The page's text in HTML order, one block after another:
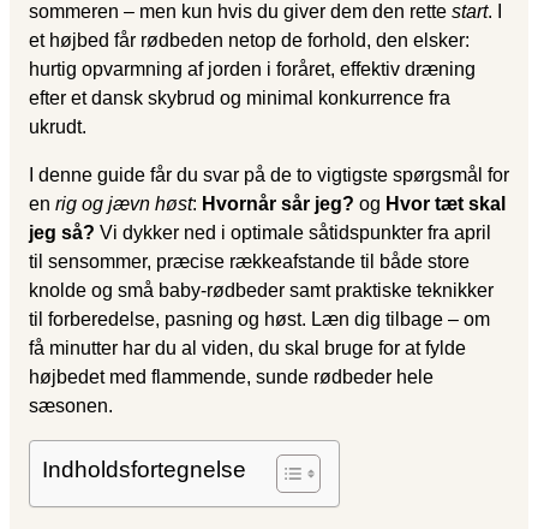
sommeren – men kun hvis du giver dem den rette start. I
et højbed får rødbeden netop de forhold, den elsker:
hurtig opvarmning af jorden i foråret, effektiv dræning
efter et dansk skybrud og minimal konkurrence fra
ukrudt.
I denne guide får du svar på de to vigtigste spørgsmål for
en rig og jævn høst: Hvornår sår jeg? og Hvor tæt skal
jeg så? Vi dykker ned i optimale såtidspunkter fra april
til sensommer, præcise rækkeafstande til både store
knolde og små baby-rødbeder samt praktiske teknikker
til forberedelse, pasning og høst. Læn dig tilbage – om
få minutter har du al viden, du skal bruge for at fylde
højbedet med flammende, sunde rødbeder hele
sæsonen.
Indholdsfortegnelse